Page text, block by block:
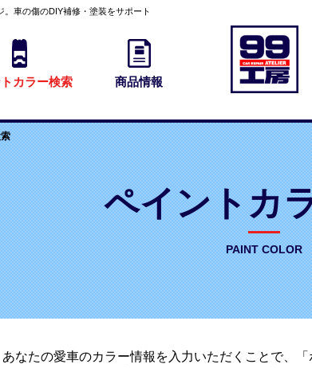
。車の傷のDIY補修・塗装をサポート
カラー検索 商品情報
ペイントカ
PAINT COLOR
あなたの愛車のカラー情報を入力いただくことで、